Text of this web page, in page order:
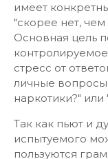
имеет
"скорее нет,
Основная цель
стресс от
личные
наркотики?" или
Так как пьют и
испытуемого
пользуются